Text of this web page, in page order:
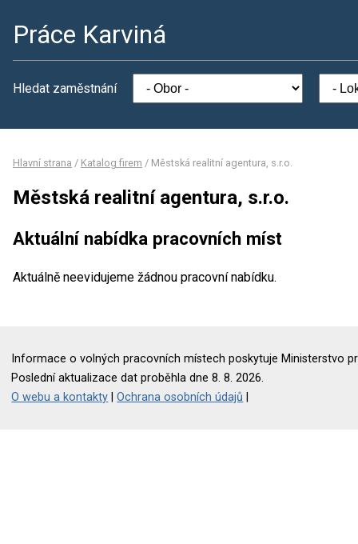
Práce Karviná
Hledat zaměstnání
Hlavní strana / Katalog firem / Městská realitní agentura, s.r.o.
Městská realitní agentura, s.r.o.
Aktuální nabídka pracovních míst
Aktuálně neevidujeme žádnou pracovní nabídku.
Informace o volných pracovních místech poskytuje Ministerstvo
Poslední aktualizace dat proběhla dne 8. 8. 2026.
O webu a kontakty |Ochrana osobních údajů